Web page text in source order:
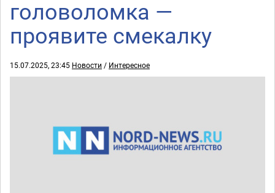
головоломка —
проявите смекалку
15.07.2025, 23:45 Новости / Интересное